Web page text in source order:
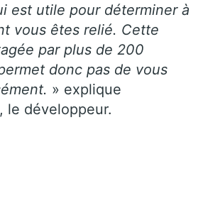
est utile pour déterminer à
vous êtes relié. Cette
par plus de 200
donc pas de vous
» explique
le développeur.